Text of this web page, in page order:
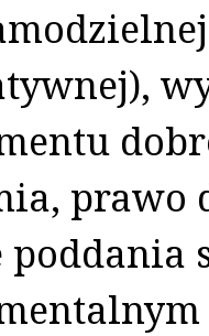
prawo
poddania